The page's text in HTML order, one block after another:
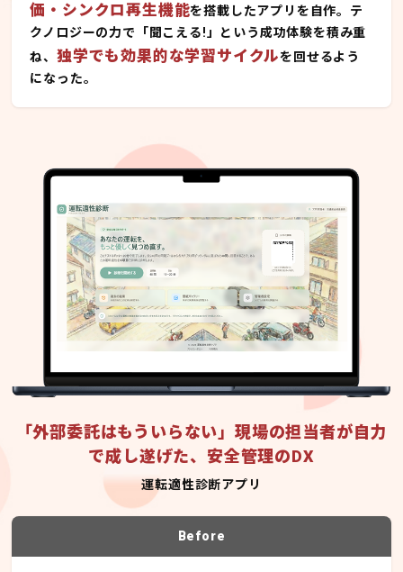
価・シンクロ再生機能を搭載したアプリを自作。テ
クノロジーの力で「聞こえる!」という成功体験を積み重
ね、独学でも効果的な学習サイクルを回せるよう
になった。
「外部委託はもういらない」現場の担当者が自力
で成し遂げた、安全管理のDX
運転適性診断アプリ
Before